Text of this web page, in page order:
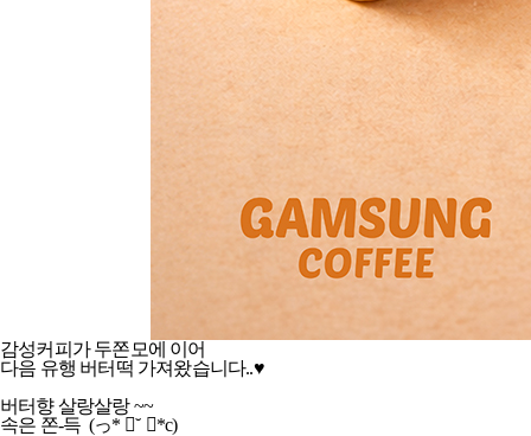
감성커피가 두쫀모에 이어
다음 유행 버터떡 가져왔습니다..♥
버터향 살랑살랑 ~~
속은 쫀-득 (っ* ॑˘ ॑*c)